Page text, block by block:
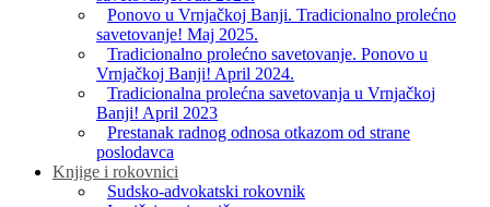
Ponovo u Vrnjačkoj Banji. Tradicionalno prolećno
savetovanje! Maj 2025.
Tradicionalno prolećno savetovanje. Ponovo u
Vrnjačkoj Banji! April 2024.
Tradicionalna prolećna savetovanja u Vrnjačkoj
Banji! April 2023
Prestanak radnog odnosa otkazom od strane
poslodavca
Knjige i rokovnici
Sudsko-advokatski rokovnik